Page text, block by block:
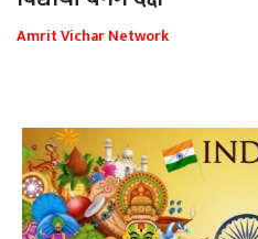
Amrit Vichar Network